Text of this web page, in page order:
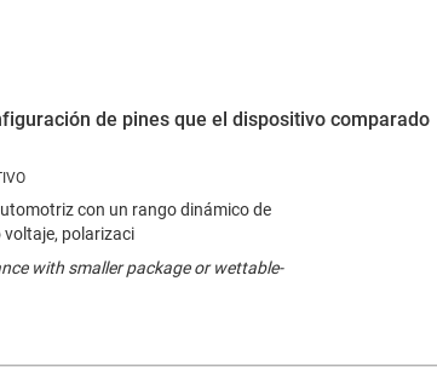
de pines que el dispositivo comparado
con un rango dinámico de
voltaje, polarizaci
with smaller package or wettable-